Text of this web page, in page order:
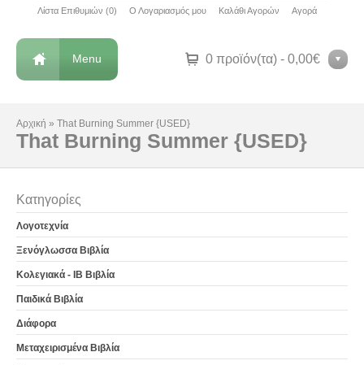
Λίστα Επιθυμιών (0) Ο Λογαριασμός μου Καλάθι Αγορών Αγορά
0 προϊόν(τα) - 0,00€
Menu
Αρχική » That Burning Summer {USED}
That Burning Summer {USED}
Κατηγορίες
Λογοτεχνία
Ξενόγλωσσα Βιβλία
Κολεγιακά - IB Βιβλία
Παιδικά Βιβλία
Διάφορα
Μεταχειρισμένα Βιβλία